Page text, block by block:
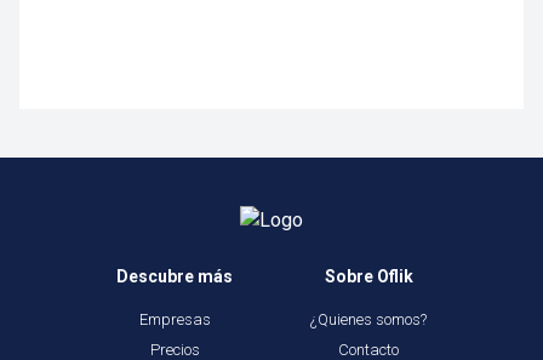
Descubre más
Empresas
Precios
Sobre Oflik
¿Quienes somos?
Contacto